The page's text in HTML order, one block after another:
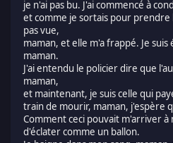
je n'ai pas bu. J'ai commencé à
et comme je sortais pour
pas vue,
maman, et elle m'a frappé. Je
maman.
J'ai entendu le policier dire que
maman,
et maintenant, je suis celle qui
train de mourir, maman, j'espère
Comment ceci pouvait m'arriver à
d'éclater comme un ballon.